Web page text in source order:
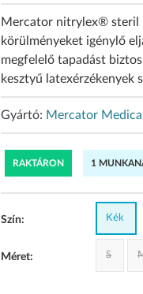
Mercator nitrylex® steril
körülményeket igénylő
megfelelő tapadást
kesztyű latexérzékenyek
Gyártó: Mercator
RAKTÁRON 1
Szín: Kék
Méret: S